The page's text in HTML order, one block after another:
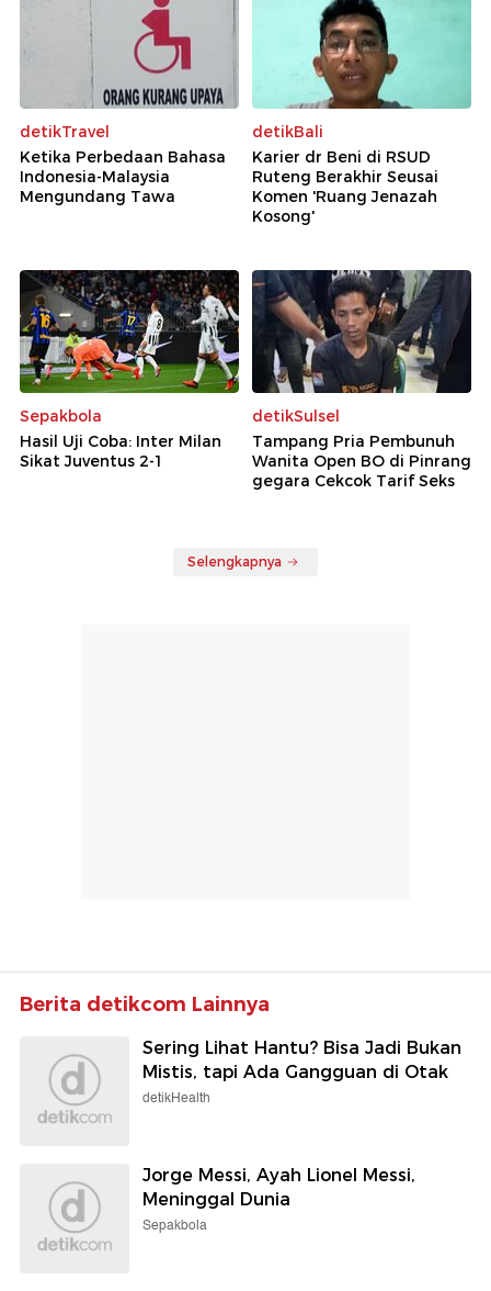
detikTravel
Ketika Perbedaan Bahasa
Indonesia-Malaysia
Mengundang Tawa
detikBali
Karier dr Beni di RSUD
Ruteng Berakhir Seusai
Komen 'Ruang Jenazah
Kosong'
Sepakbola
Hasil Uji Coba: Inter Milan
Sikat Juventus 2-1
detikSulsel
Tampang Pria Pembunuh
Wanita Open BO di Pinrang
gegara Cekcok Tarif Seks
Selengkapnya
Berita detikcom Lainnya
Sering Lihat Hantu? Bisa Jadi Bukan
Mistis, tapi Ada Gangguan di Otak
detikHealth
Jorge Messi, Ayah Lionel Messi,
Meninggal Dunia
Sepakbola